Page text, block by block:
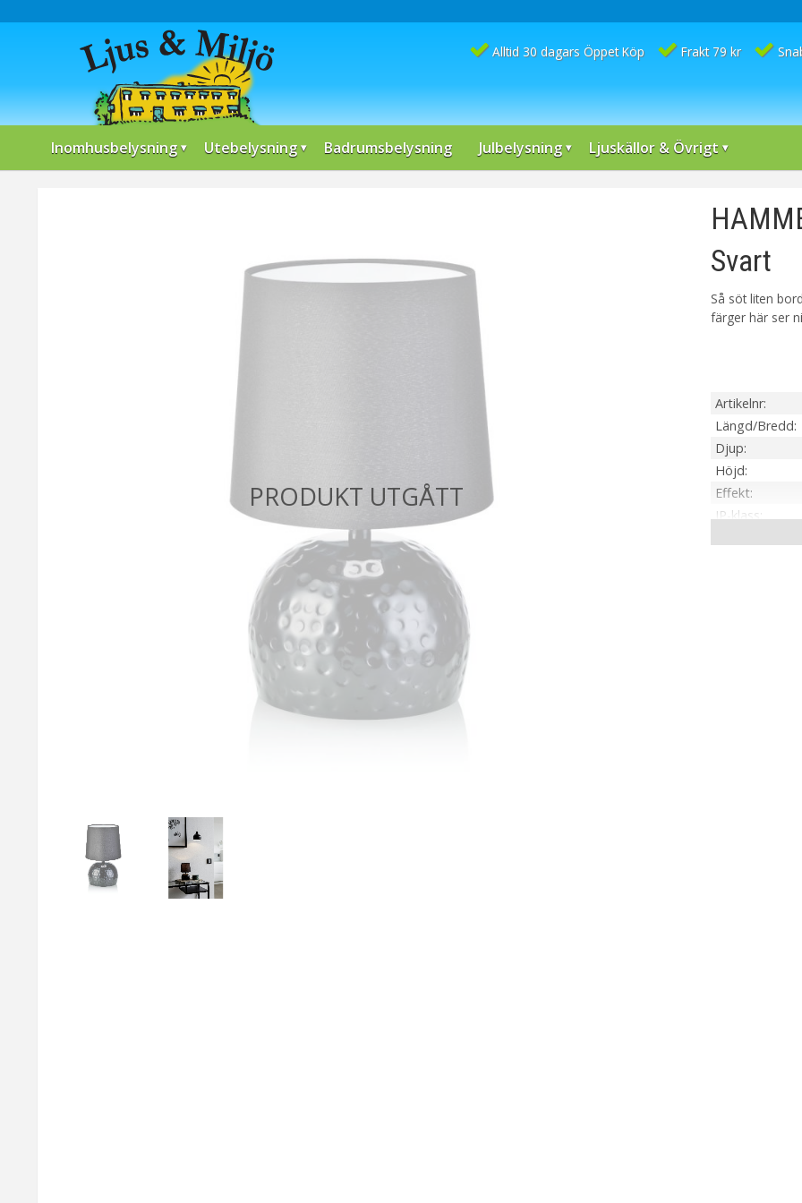
Alltid 30 dagars Öppet Köp Frakt 79 kr
Inomhusbelysning Utebelysning Badrumsbelysning Julbelysning Ljuskällor & Övrigt
Svart
Så söt liten
färger här ser
Artikelnr
Längd/Bredd
Djup
Höjd
Effekt
IP-klass